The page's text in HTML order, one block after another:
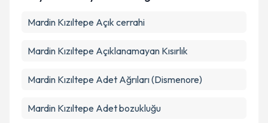
Mardin Kızıltepe Açık cerrahi
Mardin Kızıltepe Açıklanamayan Kısırlık
Mardin Kızıltepe Adet Ağrıları (Dismenore)
Mardin Kızıltepe Adet bozukluğu